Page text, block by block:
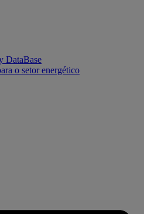
DataBase
o setor energético